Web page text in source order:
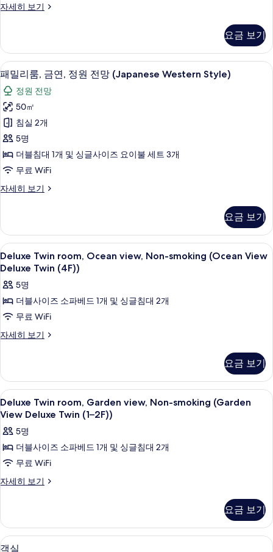
기
연,
다
전
망
사
진
모
두
보
기
자세히 보기
패
리
플
룸,
금
연,
바
다
전
망
자
세
히
기
요금 보기
패
밀
리
룸,
금
연,
정
전
(Japanese
Western
Style)
사
진
모
두
보
패밀리룸, 금연, 정원 전망 (Japanese
9
패밀리룸, 금연, 정원 전망 (Japanese Western Style)
정원 전망
50㎡
침실 2개
5명
더블침대 1개 및 싱글사이즈 요이불 세트 3개
무료 WiFi
자세히 보기
패
금
연,
정
원
망
(Japanese
Western
Style)
자
세
기
요금 보기
Deluxe
Twin
room,
Ocean
view,
Non-
smoking
Deluxe
Twin
(4F))
사
진
모
두
보
책상, 무료 WiFi, 각각 다른 스타일의
11
Deluxe Twin room, Ocean view, Non-smoking (Ocean View
Deluxe Twin (4F))
5명
더블사이즈 소파베드 1개 및 싱글침대 2개
무료 WiFi
자세히 보기
Deluxe
view,
Non-
smoking
(Ocean
Deluxe
Twin
자
세
히
요금 보기
Deluxe
Twin
room,
Garden
view,
Non-
smoking
Deluxe
Twin
냉장고, 전자레인지, 쿡탑, 전기 주전자
6
Deluxe Twin room, Garden view, Non-smoking (Garden
View Deluxe Twin (1–2F))
5명
더블사이즈 소파베드 1개 및 싱글침대 2개
무료 WiFi
자세히 보기
Deluxe
view,
Non-
smoking
요금 보기
객
책상, 무료 WiFi, 각각 다른 스타일의
13
객실